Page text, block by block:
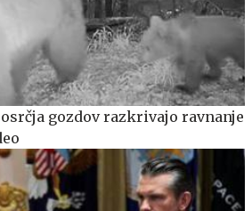
gozdov razkrivajo ravnanje